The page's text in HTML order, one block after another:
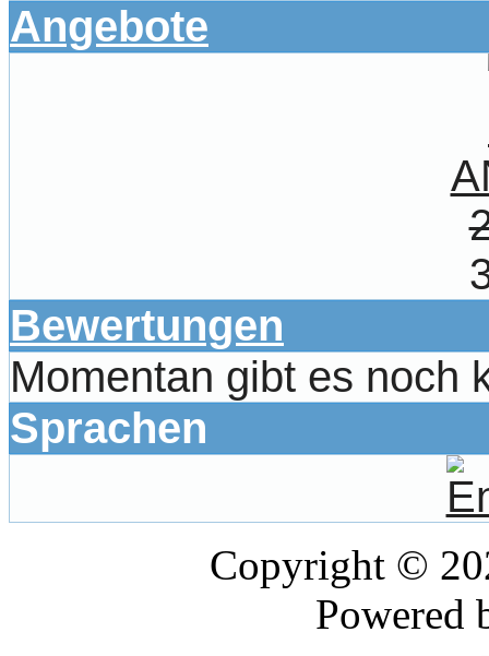
Angebote
Bewertungen
Momentan gibt es noch
Sprachen
Copyright ©
Powered